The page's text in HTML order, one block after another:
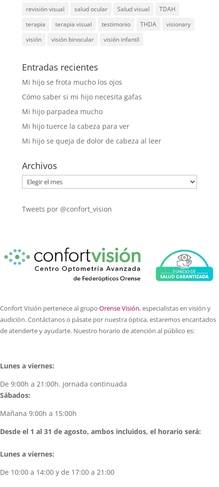
revisión visual
salud ocular Salud visual
TDAH
terapia
terapia visual testimonio THDA
visionary
visión
visión binocular visión infantil
Entradas recientes
Mi hijo se frota mucho los ojos
Cómo saber si mi hijo necesita gafas
Mi hijo parpadea mucho
Mi hijo tuerce la cabeza para ver
Mi hijo se queja de dolor de cabeza al leer
Archivos
Archivos
Tweets por @confort_vision
Confort Visión pertenece al grupo Orense Visión, especialistas en visión y
audición. Contáctanos o pásate por nuestra óptica, estaremos encantados
de atenderte y ayudarte. Nuestro horario de atención al público es:
Lunes a viernes:
De 9:00h a 21:00h. jornada continuada
Sábados:
Mañana 9:00h a 15:00h
Desde el 1 al 31 de agosto, ambos incluidos, el horario será:
Lunes a viernes:
De 10:00 a 14:00 y de 17:00 a 21:00